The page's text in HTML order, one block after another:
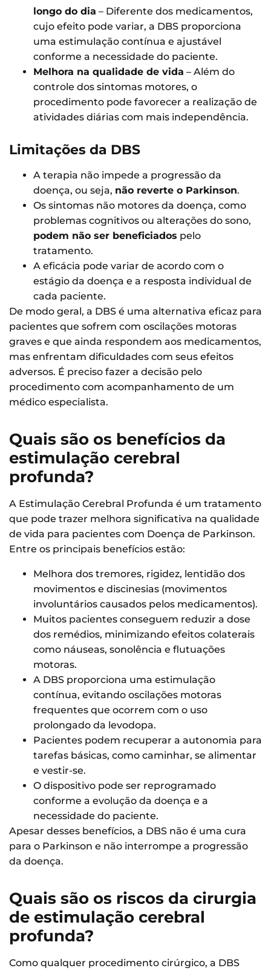
longo do dia – Diferente dos medicamentos,
cujo efeito pode variar, a DBS proporciona
uma estimulação contínua e ajustável
conforme a necessidade do paciente.
Melhora na qualidade de vida – Além do
controle dos sintomas motores, o
procedimento pode favorecer a realização de
atividades diárias com mais independência.
Limitações da DBS
A terapia não impede a progressão da
doença, ou seja, não reverte o Parkinson.
Os sintomas não motores da doença, como
problemas cognitivos ou alterações do sono,
podem não ser beneficiados pelo
tratamento.
A eficácia pode variar de acordo com o
estágio da doença e a resposta individual de
cada paciente.
De modo geral, a DBS é uma alternativa eficaz para
pacientes que sofrem com oscilações motoras
graves e que ainda respondem aos medicamentos,
mas enfrentam dificuldades com seus efeitos
adversos. É preciso fazer a decisão pelo
procedimento com acompanhamento de um
médico especialista.
Quais são os benefícios da
estimulação cerebral
profunda?
A Estimulação Cerebral Profunda é um tratamento
que pode trazer melhora significativa na qualidade
de vida para pacientes com Doença de Parkinson.
Entre os principais benefícios estão:
Melhora dos tremores, rigidez, lentidão dos
movimentos e discinesias (movimentos
involuntários causados pelos medicamentos).
Muitos pacientes conseguem reduzir a dose
dos remédios, minimizando efeitos colaterais
como náuseas, sonolência e flutuações
motoras.
A DBS proporciona uma estimulação
contínua, evitando oscilações motoras
frequentes que ocorrem com o uso
prolongado da levodopa.
Pacientes podem recuperar a autonomia para
tarefas básicas, como caminhar, se alimentar
e vestir-se.
O dispositivo pode ser reprogramado
conforme a evolução da doença e a
necessidade do paciente.
Apesar desses benefícios, a DBS não é uma cura
para o Parkinson e não interrompe a progressão
da doença.
Quais são os riscos da cirurgia
de estimulação cerebral
profunda?
Como qualquer procedimento cirúrgico, a DBS